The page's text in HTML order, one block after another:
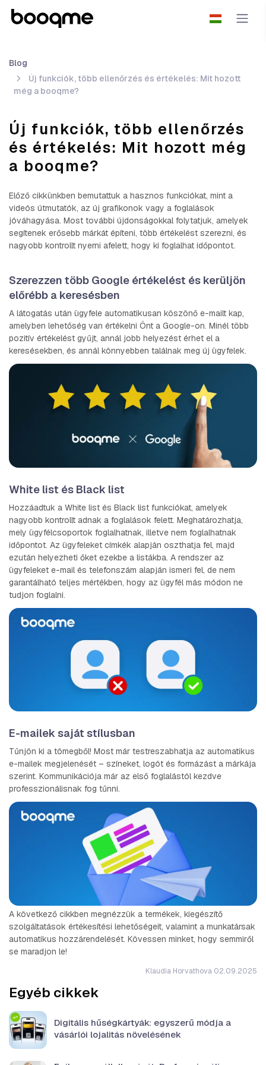
Blog
Új funkciók, több ellenőrzés és értékelés: Mit hozott
még a booqme?
Új funkciók, több ellenőrzés
és értékelés: Mit hozott még
a booqme?
Előző cikkünkben bemutattuk a hasznos funkciókat, mint a
videós útmutatók, az új grafikonok vagy a foglalások
jóváhagyása. Most további újdonságokkal folytatjuk, amelyek
segítenek erősebb márkát építeni, több értékelést szerezni, és
nagyobb kontrollt nyerni afelett, hogy ki foglalhat időpontot.
Szerezzen több Google értékelést és kerüljön
előrébb a keresésben
A látogatás után ügyfele automatikusan köszönő e-mailt kap,
amelyben lehetőség van értékelni Önt a Google-on. Minél több
pozitív értékelést gyűjt, annál jobb helyezést érhet el a
keresésekben, és annál könnyebben találnak meg új ügyfelek.
White list és Black list
Hozzáadtuk a White list és Black list funkciókat, amelyek
nagyobb kontrollt adnak a foglalások felett. Meghatározhatja,
mely ügyfélcsoportok foglalhatnak, illetve nem foglalhatnak
időpontot. Az ügyfeleket címkék alapján oszthatja fel, majd
ezután helyezheti őket ezekbe a listákba. A rendszer az
ügyfeleket e-mail és telefonszám alapján ismeri fel, de nem
garantálható teljes mértékben, hogy az ügyfél más módon ne
tudjon foglalni.
E-mailek saját stílusban
Tűnjön ki a tömegből! Most már testreszabhatja az automatikus
e-mailek megjelenését – színeket, logót és formázást a márkája
szerint. Kommunikációja már az első foglalástól kezdve
professzionálisnak fog tűnni.
A következő cikkben megnézzük a termékek, kiegészítő
szolgáltatások értékesítési lehetőségeit, valamint a munkatársak
automatikus hozzárendelését. Kövessen minket, hogy semmiről
se maradjon le!
Klaudia Horvathova 02.09.2025
Egyéb cikkek
Digitális hűségkártyák: egyszerű módja a
vásárlói lojalitás növelésének